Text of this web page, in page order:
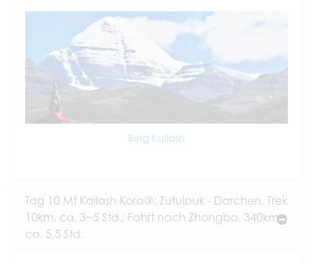
Berg Kailash
Tag 10 Mt Kailash Kora③: Zutulpuk - Darchen, Trek
10km, ca. 3~5 Std.; Fahrt nach Zhongba, 340km,
ca. 5,5 Std.